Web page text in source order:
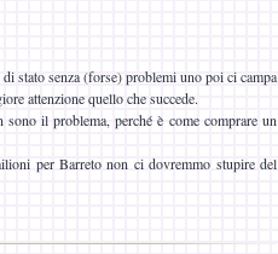
stato senza (forse) problemi uno poi ci campa
attenzione quello che succede.
il problema, perché è come comprare un
per Barreto non ci dovremmo stupire del